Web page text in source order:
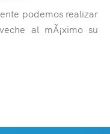
podemos realizar
al mÃ¡ximo su